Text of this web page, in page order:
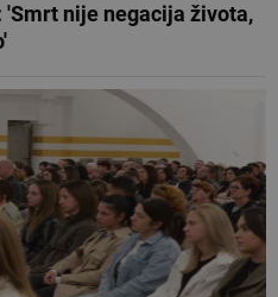
nije negacija života,